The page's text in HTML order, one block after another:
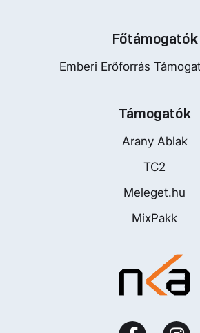
Főtámogatók
Emberi Erőforrás
Támogatók
Arany Ablak
TC2
Meleget.hu
MixPakk